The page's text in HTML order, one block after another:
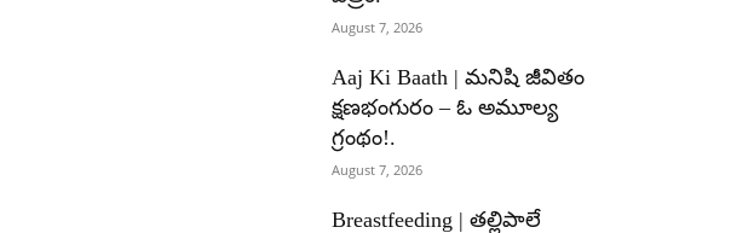
August 7, 2026
Aaj Ki Baath | మనిషి జీవితం
క్షణభంగురం – ఓ అమూల్య
గ్రంథం!.
August 7, 2026
Breastfeeding | తల్లిపాలే